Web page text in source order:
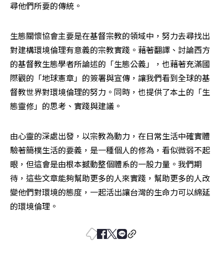
尋他們所要的傳統。
生態關懷協會主要是在基督宗教的領域中，努力去尋找出
對建構環境倫理有意義的宗教實踐。藉著翻譯、討論西方
的基督教生態學者所論述的「生態公義」，也藉著充滿國
際觀的「地球憲章」的簽署與宣傳，讓我們看到全球的基
督教世界對環境倫理的努力。同時，也提供了本土的「生
態靈修」的思考、實踐與建議。
由心靈的深處出發，以宗教為動力，在日常生活中確實體
驗著簡樸生活的要義，是一種個人的修為，看似微弱不起
眼，但這會是由根本撼動整個體系的一股力量。我們期
待，這些文章能夠幫助更多的人來實踐，幫助更多的人改
變他們對環境的態度，一起活出讓台灣的生命力可以綿延
的環境倫理。